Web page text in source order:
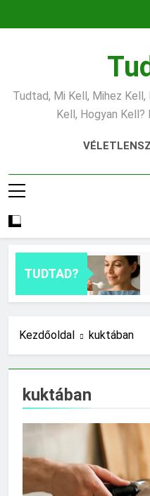
Tudtad, Mi Kell, Mihez
Kell, Hogyan Kell?
TUDTAD?
Kezdőoldal kuktában
kuktában